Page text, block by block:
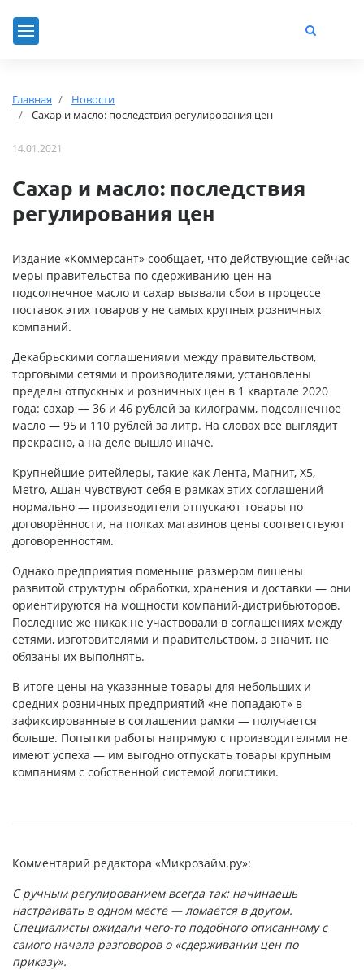
Главная
Новости
Сахар и масло: последствия регулирования цен
14.01.2021
Сахар и масло: последствия
регулирования цен
Издание «Коммерсант» сообщает, что действующие сейчас
меры правительства по сдерживанию цен на
подсолнечное масло и сахар вызвали сбои в процессе
поставок этих товаров у не самых крупных розничных
компаний.
Декабрьскими соглашениями между правительством,
торговыми сетями и производителями, установлены
пределы отпускных и розничных цен в 1 квартале 2020
года: сахар — 36 и 46 рублей за килограмм, подсолнечное
масло — 95 и 110 рублей за литр. На словах всё выглядит
прекрасно, а на деле вышло иначе.
Крупнейшие ритейлеры, такие как Лента, Магнит, X5,
Metro, Ашан чувствуют себя в рамках этих соглашений
нормально — производители отпускают товары по
договорённости, на полках магазинов цены соответствуют
договоренностям.
Однако предприятия поменьше размером лишены
развитой структуры обработки, хранения и доставки — они
ориентируются на мощности компаний-дистрибьюторов.
Последние же никак не участвовали в соглашениях между
сетями, изготовителями и правительством, а значит, не
обязаны их выполнять.
В итоге цены на указанные товары для небольших и
средних розничных предприятий «не попадают» в
зафиксированные в соглашении рамки — получается
больше. Попытки работы напрямую с производителями не
имеют успеха — им выгодно отпускать товары крупным
компаниям с собственной системой логистики.
Комментарий редактора «Микрозайм.ру»:
С ручным регулированием всегда так: начинаешь
настраивать в одном месте — ломается в другом.
Специалисты ожидали чего-то подобного описанному с
самого начала разговоров о «сдерживании цен по
приказу».